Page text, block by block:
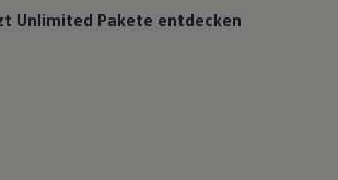
Unlimited Pakete entdecken